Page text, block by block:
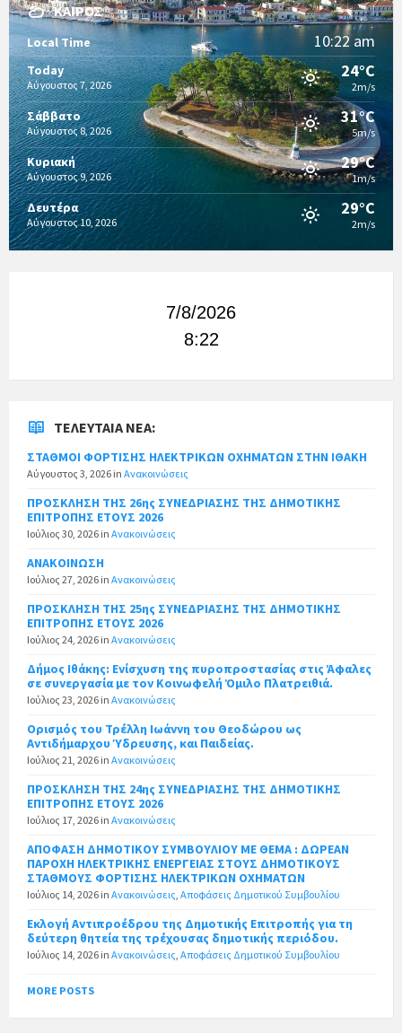
ΚΑΙΡΌΣ
Local Time 10:22 am
Today
Αύγουστος 7, 2026
24°C
2m/s
Σάββατο
Αύγουστος 8, 2026
31°C
5m/s
Κυριακή
Αύγουστος 9, 2026
29°C
1m/s
Δευτέρα
Αύγουστος 10, 2026
29°C
2m/s
7/8/2026
8:22
ΤΕΛΕΥΤΑΊΑ ΝΈΑ:
ΣΤΑΘΜΟΙ ΦΟΡΤΙΣΗΣ ΗΛΕΚΤΡΙΚΩΝ ΟΧΗΜΑΤΩΝ ΣΤΗΝ ΙΘΑΚΗ
Αύγουστος 3, 2026 in Ανακοινώσεις
ΠΡΟΣΚΛΗΣΗ ΤΗΣ 26ης ΣΥΝΕΔΡΙΑΣΗΣ ΤΗΣ ΔΗΜΟΤΙΚΗΣ
ΕΠΙΤΡΟΠΗΣ ΕΤΟΥΣ 2026
Ιούλιος 30, 2026 in Ανακοινώσεις
ΑΝΑΚΟΙΝΩΣΗ
Ιούλιος 27, 2026 in Ανακοινώσεις
ΠΡΟΣΚΛΗΣΗ ΤΗΣ 25ης ΣΥΝΕΔΡΙΑΣΗΣ ΤΗΣ ΔΗΜΟΤΙΚΗΣ
ΕΠΙΤΡΟΠΗΣ ΕΤΟΥΣ 2026
Ιούλιος 24, 2026 in Ανακοινώσεις
Δήμος Ιθάκης: Ενίσχυση της πυροπροστασίας στις Άφαλες
σε συνεργασία με τον Κοινωφελή Όμιλο Πλατρειθιά.
Ιούλιος 23, 2026 in Ανακοινώσεις
Ορισμός του Τρέλλη Ιωάννη του Θεοδώρου ως
Αντιδήμαρχου Ύδρευσης, και Παιδείας.
Ιούλιος 21, 2026 in Ανακοινώσεις
ΠΡΟΣΚΛΗΣΗ ΤΗΣ 24ης ΣΥΝΕΔΡΙΑΣΗΣ ΤΗΣ ΔΗΜΟΤΙΚΗΣ
ΕΠΙΤΡΟΠΗΣ ΕΤΟΥΣ 2026
Ιούλιος 17, 2026 in Ανακοινώσεις
ΑΠΟΦΑΣΗ ΔΗΜΟΤΙΚΟΥ ΣΥΜΒΟΥΛΙΟΥ ΜΕ ΘΕΜΑ : ΔΩΡΕΑΝ
ΠΑΡΟΧΗ ΗΛΕΚΤΡΙΚΗΣ ΕΝΕΡΓΕΙΑΣ ΣΤΟΥΣ ΔΗΜΟΤΙΚΟΥΣ
ΣΤΑΘΜΟΥΣ ΦΟΡΤΙΣΗΣ ΗΛΕΚΤΡΙΚΩΝ ΟΧΗΜΑΤΩΝ
Ιούλιος 14, 2026 in Ανακοινώσεις Αποφάσεις Δημοτικού Συμβουλίου
Εκλογή Αντιπροέδρου της Δημοτικής Επιτροπής για τη
δεύτερη θητεία της τρέχουσας δημοτικής περιόδου.
Ιούλιος 14, 2026 in Ανακοινώσεις Αποφάσεις Δημοτικού Συμβουλίου
MORE POSTS